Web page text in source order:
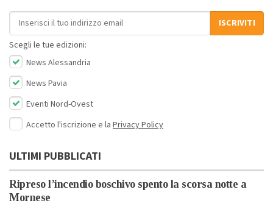
Indirizzo email
ISCRIVITI
Scegli le tue edizioni:
News Alessandria
News Pavia
Eventi Nord-Ovest
Accetto l'iscrizione e la Privacy Policy
ULTIMI PUBBLICATI
Ripreso l’incendio boschivo spento la scorsa notte a
Mornese